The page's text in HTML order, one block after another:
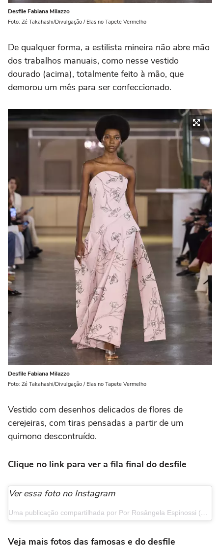
Desfile Fabiana Milazzo
Foto: Zé Takahashi/Divulgação / Elas no Tapete Vermelho
De qualquer forma, a estilista mineira não abre mão
dos trabalhos manuais, como nesse vestido
dourado (acima), totalmente feito à mão, que
demorou um mês para ser confeccionado.
Desfile Fabiana Milazzo
Foto: Zé Takahashi/Divulgação / Elas no Tapete Vermelho
Vestido com desenhos delicados de flores de
cerejeiras, com tiras pensadas a partir de um
quimono descontruído.
Clique no link para ver a fila final do desfile
Ver essa foto no Instagram
Uma publicação compartilhada por Por Rosângela Espinossi (@elasnotapetevermelho)
Veja mais fotos das famosas e do desfile